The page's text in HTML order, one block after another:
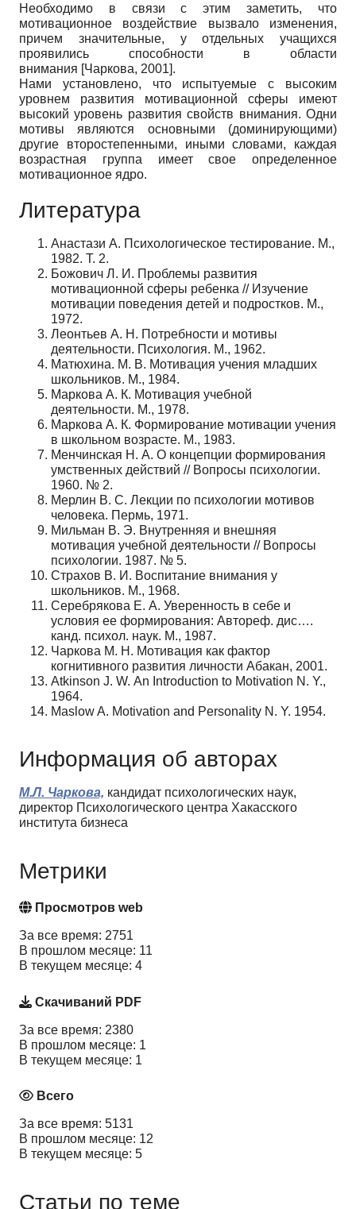
Необходимо в связи с этим заметить, что
мотивационное воздействие вызвало изменения,
причем значительные, у отдельных учащихся
проявились способности в области
внимания [Чаркова, 2001].
Нами установлено, что испытуемые с высоким
уровнем развития мотивационной сферы имеют
высокий уровень развития свойств внимания. Одни
мотивы являются основными (доминирующими)
другие второстепенными, иными словами, каждая
возрастная группа имеет свое определенное
мотивационное ядро.
Литература
Анастази А. Психологическое тестирование. М.,
1982. Т. 2.
Божович Л. И. Проблемы развития
мотивационной сферы ребенка // Изучение
мотивации поведения детей и подростков. М.,
1972.
Леонтьев А. Н. Потребности и мотивы
деятельности. Психология. М., 1962.
Матюхина. М. В. Мотивация учения младших
школьников. М., 1984.
Маркова А. К. Мотивация учебной
деятельности. М., 1978.
Маркова А. К. Формирование мотивации учения
в школьном возрасте. М., 1983.
Менчинская Н. А. О концепции формирования
умственных действий // Вопросы психологии.
1960. № 2.
Мерлин B. C. Лекции по психологии мотивов
человека. Пермь, 1971.
Мильман В. Э. Внутренняя и внешняя
мотивация учебной деятельности // Вопросы
психологии. 1987. № 5.
Страхов В. И. Воспитание внимания у
школьников. М., 1968.
Серебрякова Е. А. Уверенность в себе и
условия ее формирования: Автореф. дис….
канд. психол. наук. М., 1987.
Чаркова М. Н. Мотивация как фактор
когнитивного развития личности Абакан, 2001.
Atkinson J. W. An Introduction to Motivation N. Y.,
1964.
Maslow A. Motivation and Personality N. Y. 1954.
Информация об авторах
М.Л. Чаркова, кандидат психологических наук,
директор Психологического центра Хакасского
института бизнеса
Метрики
Просмотров web
За все время: 2751
В прошлом месяце: 11
В текущем месяце: 4
Скачиваний PDF
За все время: 2380
В прошлом месяце: 1
В текущем месяце: 1
Всего
За все время: 5131
В прошлом месяце: 12
В текущем месяце: 5
Статьи по теме